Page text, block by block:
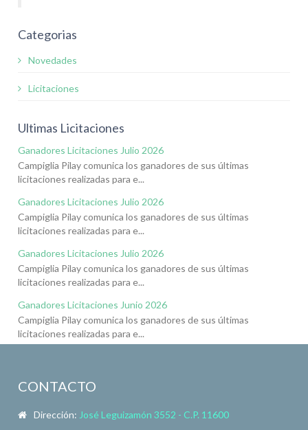
Categorias
Novedades
Licitaciones
Ultimas Licitaciones
Ganadores Licitaciones Julio 2026
Campiglia Pilay comunica los ganadores de sus últimas
licitaciones realizadas para e...
Ganadores Licitaciones Julio 2026
Campiglia Pilay comunica los ganadores de sus últimas
licitaciones realizadas para e...
Ganadores Licitaciones Julio 2026
Campiglia Pilay comunica los ganadores de sus últimas
licitaciones realizadas para e...
Ganadores Licitaciones Junio 2026
Campiglia Pilay comunica los ganadores de sus últimas
licitaciones realizadas para e...
CONTACTO
Dirección: José Leguizamón 3552 - C.P. 11600